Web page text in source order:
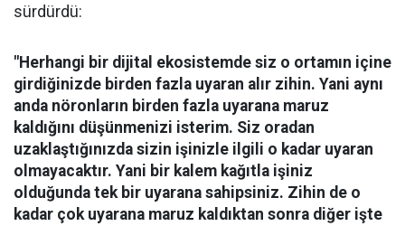
sürdürdü:
"Herhangi bir dijital ekosistemde siz o ortamın içine
girdiğinizde birden fazla uyaran alır zihin. Yani aynı
anda nöronların birden fazla uyarana maruz
kaldığını düşünmenizi isterim. Siz oradan
uzaklaştığınızda sizin işinizle ilgili o kadar uyaran
olmayacaktır. Yani bir kalem kağıtla işiniz
olduğunda tek bir uyarana sahipsiniz. Zihin de o
kadar çok uyarana maruz kaldıktan sonra diğer işte